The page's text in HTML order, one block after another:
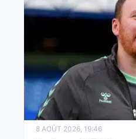
8 AOÛT 2026, 19:46